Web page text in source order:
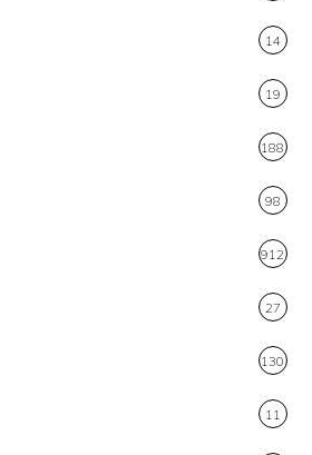
14
19
188
98
912
27
130
11